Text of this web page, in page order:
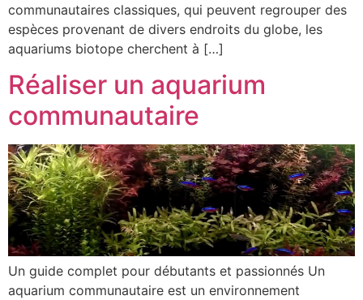
communautaires classiques, qui peuvent regrouper des
espèces provenant de divers endroits du globe, les
aquariums biotope cherchent à […]
Réaliser un aquarium
communautaire
Un guide complet pour débutants et passionnés Un
aquarium communautaire est un environnement